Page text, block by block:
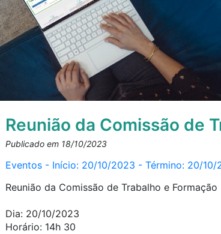
Reunião da Comissão de
Publicado em 18/10/2023
Eventos - Início: 20/10/2023 - Término: 20/10/
Reunião da Comissão de Trabalho e
Dia: 20/10/2023
Horário: 14h 30